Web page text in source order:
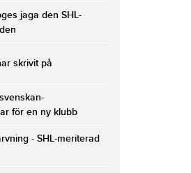
jaga den SHL-
skrivit på
för en ny klubb
- SHL-meriterad